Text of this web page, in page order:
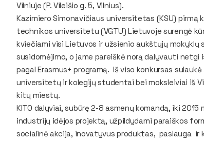
Vilniuje (P. Vileišio g. 5, Vilnius).
Kazimiero Simonavičiaus universitetas (KSU)
technikos universitetu (VGTU) Lietuvoje surengė
kviečiami visi Lietuvos ir užsienio aukštųjų
susidomėjimo, o jame pareiškė norą dalyvauti
pagal Erasmus+ programą. Iš viso konkursas
universitetų ir kolegijų studentai bei moksleiviai iš
kitų miestų.
KITO dalyviai, subūrę 2-8 asmenų komandą, iki
industrijų idėjos projektą, užpildydami paraiškos
socialinė akcija, inovatyvus produktas, paslauga